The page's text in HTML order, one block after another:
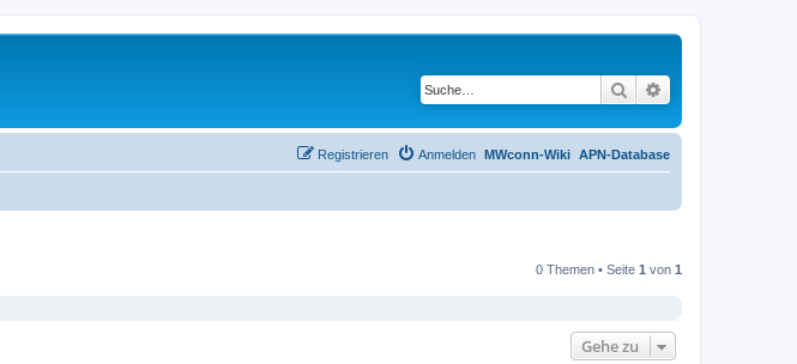
Suche
APN-Database
MWconn-Wiki
Anmelden
Registrieren
0 Themen • Seite 1 von 1
Gehe zu